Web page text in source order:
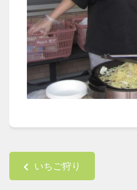
Post navigation
いちご狩り